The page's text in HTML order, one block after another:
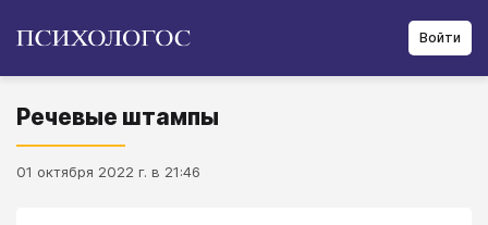
Войти
Речевые штампы
01 октября 2022 г. в 21:46